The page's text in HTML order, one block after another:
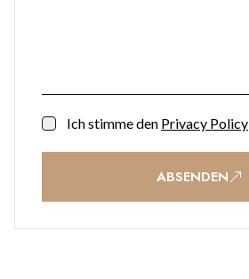
Ich stimme den Privacy Policy
ABSENDEN